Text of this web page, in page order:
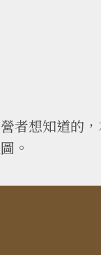
者想知道的
。